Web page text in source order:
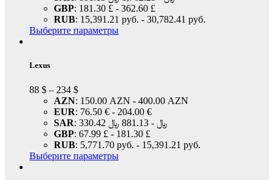
GBP: 181.30 £ - 362.60 £
RUB: 15,391.21 руб. - 30,782.41 руб.
Выберите параметры
Lexus
88 $ – 234 $
AZN: 150.00 AZN - 400.00 AZN
EUR: 76.50 € - 204.00 €
SAR: 330.42 ﷼ - 881.13 ﷼
GBP: 67.99 £ - 181.30 £
RUB: 5,771.70 руб. - 15,391.21 руб.
Выберите параметры